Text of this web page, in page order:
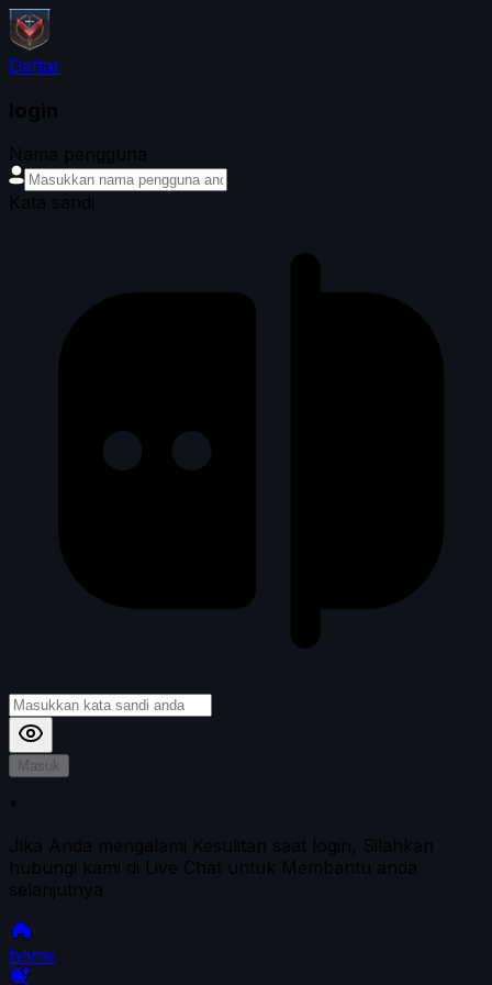
Daftar
login
Nama pengguna
Kata sandi
Masuk
*
Jika Anda mengalami Kesulitan saat login, Silahkan
hubungi kami di Live Chat untuk Membantu anda
selanjutnya
home